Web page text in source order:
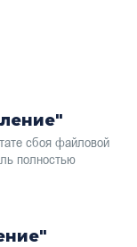
сбоя файловой
полностью